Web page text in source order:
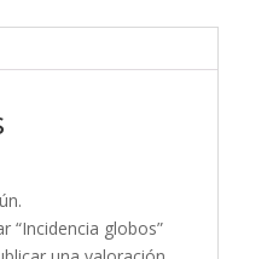
“Incidencia globos”